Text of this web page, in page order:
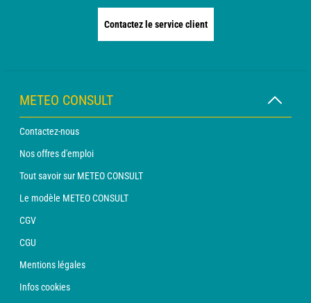
Contactez le service client
METEO CONSULT
Contactez-nous
Nos offres d'emploi
Tout savoir sur METEO CONSULT
Le modèle METEO CONSULT
CGV
CGU
Mentions légales
Infos cookies